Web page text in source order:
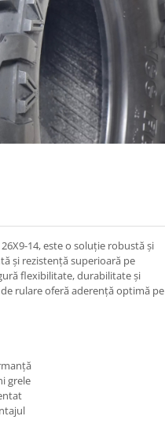
14, este o soluție robustă și
și rezistență superioară pe
flexibilitate, durabilitate și
rulare oferă aderență optimă pe
grele